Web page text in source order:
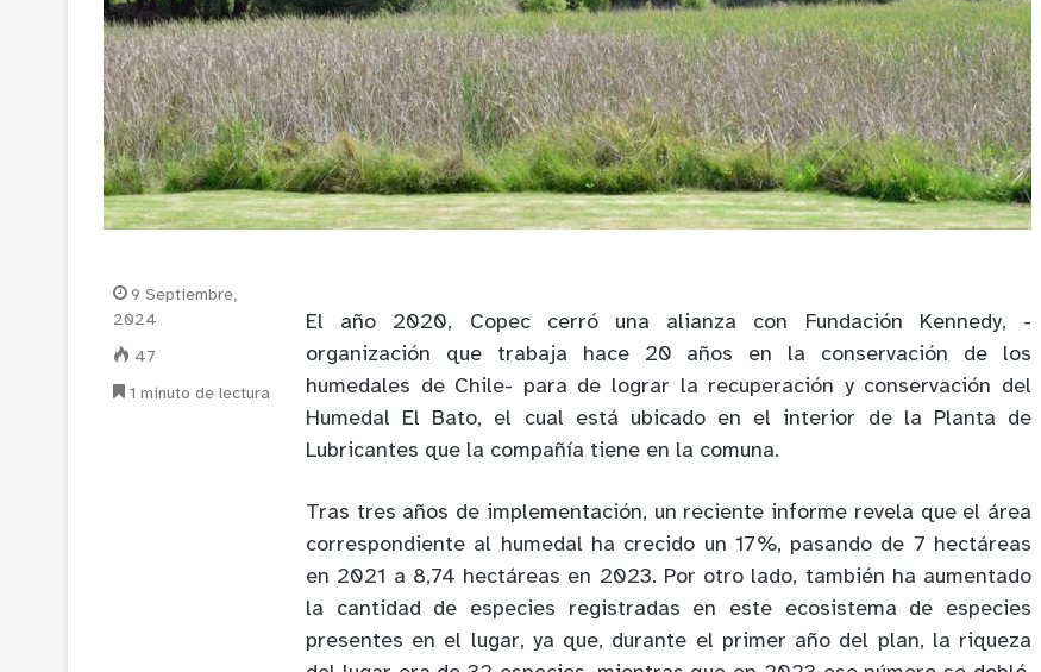
El año 2020, Copec cerró una alianza con Fundación Kennedy, -
organización que trabaja hace 20 años en la conservación de los
humedales de Chile- para de lograr la recuperación y conservación del
Humedal El Bato, el cual está ubicado en el interior de la Planta de
Lubricantes que la compañía tiene en la comuna.
Tras tres años de implementación, un reciente informe revela que el área
correspondiente al humedal ha crecido un 17%, pasando de 7 hectáreas
en 2021 a 8,74 hectáreas en 2023. Por otro lado, también ha aumentado
la cantidad de especies registradas en este ecosistema de especies
presentes en el lugar, ya que, durante el primer año del plan, la riqueza
9 Septiembre,
2024
47
1 minuto de lectura